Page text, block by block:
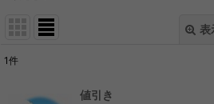
表
1件
値引き